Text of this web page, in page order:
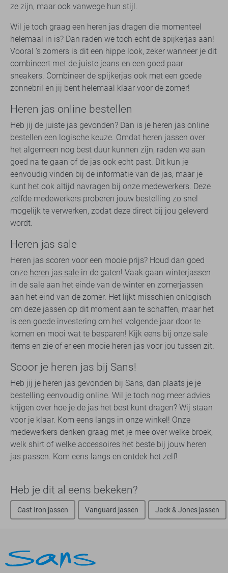
ze zijn, maar ook vanwege hun stijl.
Wil je toch graag een heren jas dragen die momenteel
helemaal in is? Dan raden we toch echt de spijkerjas aan!
Vooral ‘s zomers is dit een hippe look, zeker wanneer je dit
combineert met de juiste jeans en een goed paar
sneakers. Combineer de spijkerjas ook met een goede
zonnebril en jij bent helemaal klaar voor de zomer!
Heren jas online bestellen
Heb jij de juiste jas gevonden? Dan is je heren jas online
bestellen een logische keuze. Omdat heren jassen over
het algemeen nog best duur kunnen zijn, raden we aan
goed na te gaan of de jas ook echt past. Dit kun je
eenvoudig vinden bij de informatie van de jas, maar je
kunt het ook altijd navragen bij onze medewerkers. Deze
zelfde medewerkers proberen jouw bestelling zo snel
mogelijk te verwerken, zodat deze direct bij jou geleverd
wordt.
Heren jas sale
Heren jas scoren voor een mooie prijs? Houd dan goed
onze heren jas sale in de gaten! Vaak gaan winterjassen
in de sale aan het einde van de winter en zomerjassen
aan het eind van de zomer. Het lijkt misschien onlogisch
om deze jassen op dit moment aan te schaffen, maar het
is een goede investering om het volgende jaar door te
komen en mooi wat te besparen! Kijk eens bij onze sale
items en zie of er een mooie heren jas voor jou tussen zit.
Scoor je heren jas bij Sans!
Heb jij je heren jas gevonden bij Sans, dan plaats je je
bestelling eenvoudig online. Wil je toch nog meer advies
krijgen over hoe je de jas het best kunt dragen? Wij staan
voor je klaar. Kom eens langs in onze winkel! Onze
medewerkers denken graag met je mee over welke broek,
welk shirt of welke accessoires het beste bij jouw heren
jas passen. Kom eens langs en ontdek het zelf!
Heb je dit al eens bekeken?
Cast Iron jassen Vanguard jassen Jack & Jones jassen